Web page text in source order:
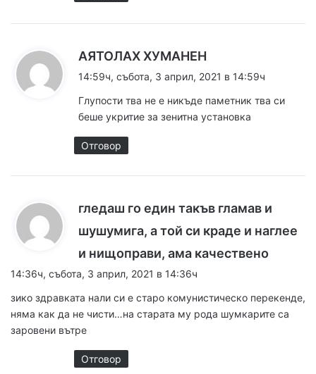
АЯТОЛАХ ХУМАНЕН
а
а
:
14:59ч, събота, 3 април, 2021 в 14:59ч
Глупости тва не е никъде паметник тва си
беше укритие за зенитна установка
Отговор
гледаш го един такъв гламав и
шушумига, а той си краде и наглее
и нищоправи, ама качествено
а
:
14:36ч, събота, 3 април, 2021 в 14:36ч
зико здравката нали си е старо комунистическо перекенде,
няма как да не чисти…на старата му рода шумкарите са
заровени вътре
Отговор